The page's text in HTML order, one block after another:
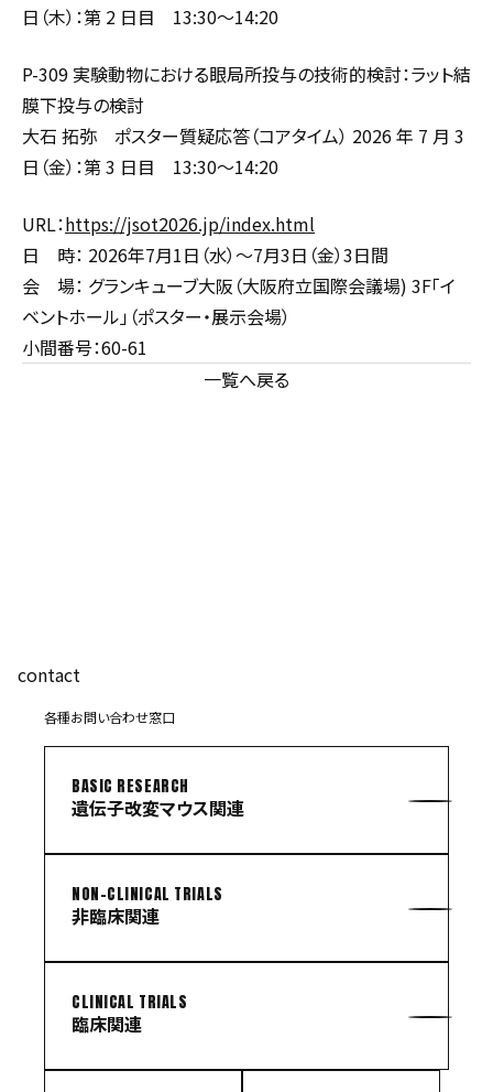
日（木）：第 2 日目 13:30～14:20
P-309 実験動物における眼局所投与の技術的検討：ラット結
膜下投与の検討
大石 拓弥 ポスター質疑応答（コアタイム） 2026 年 7 月 3
日（金）：第 3 日目 13:30～14:20
URL：https://jsot2026.jp/index.html
日 時： 2026年7月1日（水）～7月3日（金）3日間
会 場： グランキューブ大阪（大阪府立国際会議場) 3F「イ
ベントホール」（ポスター・展示会場）
小間番号：60-61
一覧へ戻る
contact
各種お問い合わせ窓口
遺伝子改変マウス関連
BASIC RESEARCH
非臨床関連
NON-CLINICAL TRIALS
臨床関連
CLINICAL TRIALS